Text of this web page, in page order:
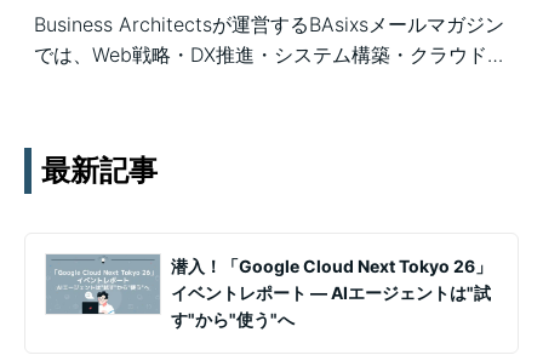
Business Architectsが運営するBAsixsメールマガジン
では、Web戦略・DX推進・システム構築・クラウド活
最新記事
潜入！「Google Cloud Next Tokyo 26」
イベントレポート ― AIエージェントは"試
す"から"使う"へ